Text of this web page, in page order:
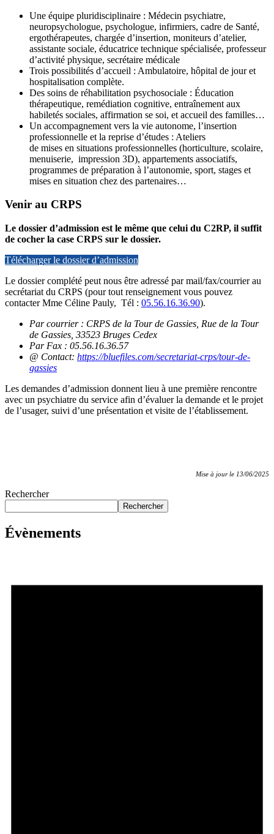
Une équipe pluridisciplinaire : Médecin psychiatre,
neuropsychologue, psychologue, infirmiers, cadre de Santé,
ergothérapeutes, chargée d’insertion, moniteurs d’atelier,
assistante sociale, éducatrice technique spécialisée, professeur
d’activité physique, secrétaire médicale
Trois possibilités d’accueil : Ambulatoire, hôpital de jour et
hospitalisation complète.
Des soins de réhabilitation psychosociale : Éducation
thérapeutique, remédiation cognitive, entraînement aux
habiletés sociales, affirmation se soi, et accueil des familles…
Un accompagnement vers la vie autonome, l’insertion
professionnelle et la reprise d’études : Ateliers
de mises en situations professionnelles (horticulture, scolaire,
menuiserie, impression 3D), appartements associatifs,
programmes de préparation à l’autonomie, sport, stages et
mises en situation chez des partenaires…
Venir au CRPS
Le dossier d’admission est le même que celui du C2RP, il suffit
de cocher la case CRPS sur le dossier.
Télécharger le dossier d’admission
Le dossier complété peut nous être adressé par mail/fax/courrier au
secrétariat du CRPS (pour tout renseignement vous pouvez
contacter Mme Céline Pauly, Tél : 05.56.16.36.90).
Par courrier : CRPS de la Tour de Gassies, Rue de la Tour
de Gassies, 33523 Bruges Cedex
Par Fax : 05.56.16.36.57
@ Contact: https://bluefiles.com/secretariat-crps/tour-de-
gassies
Les demandes d’admission donnent lieu à une première rencontre
avec un psychiatre du service afin d’évaluer la demande et le projet
de l’usager, suivi d’une présentation et visite de l’établissement.
Mise à jour le 13/06/2025
Rechercher
Rechercher
Évènements